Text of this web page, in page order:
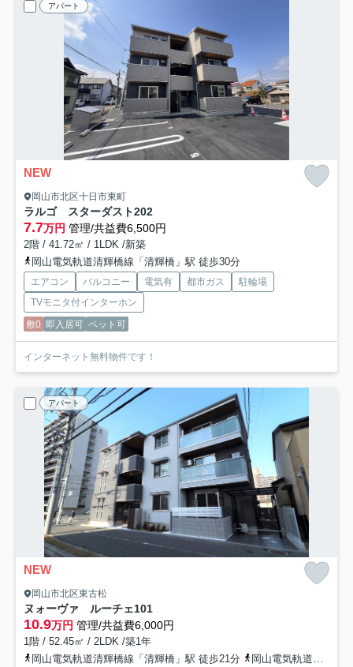
アパート
NEW
岡山市北区十日市東町
ラルゴ スターダスト202
7.7万円 管理/共益費6,500円
2階 / 41.72㎡ / 1LDK /新築
岡山電気軌道清輝橋線「清輝橋」駅 徒歩30分
エアコン バルコニー 電気有 都市ガス
駐輪場
TVモニタ付インターホン
敷0 即入居可 ペット可
インターネット無料物件です！
アパート
NEW
岡山市北区東古松
ヌォーヴァ ルーチェ101
10.9万円 管理/共益費6,000円
1階 / 52.45㎡ / 2LDK /築1年
岡山電気軌道清輝橋線「清輝橋」駅 徒歩21分
岡山電気軌道清輝橋線「東中央町」駅 徒歩21分